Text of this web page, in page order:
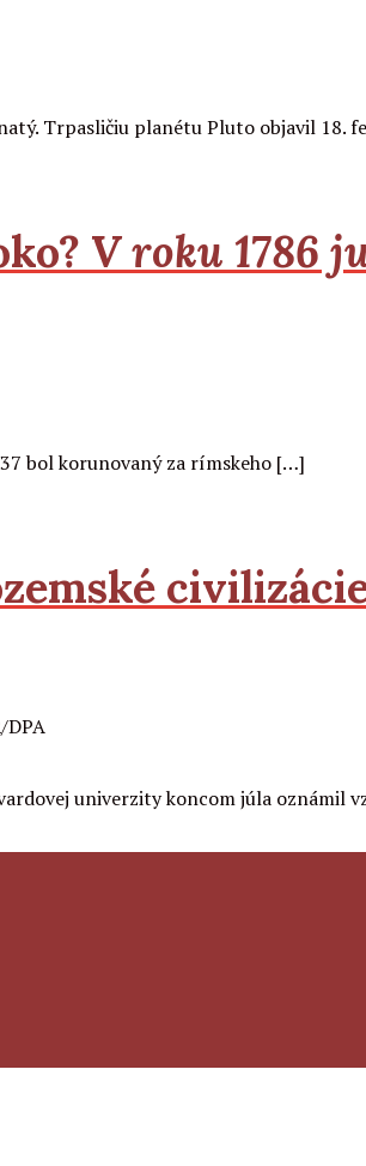
Trpasličiu planétu Pluto objavil 18.
V roku 1786
bol korunovaný za rímskeho […]
univerzity koncom júla oznámil